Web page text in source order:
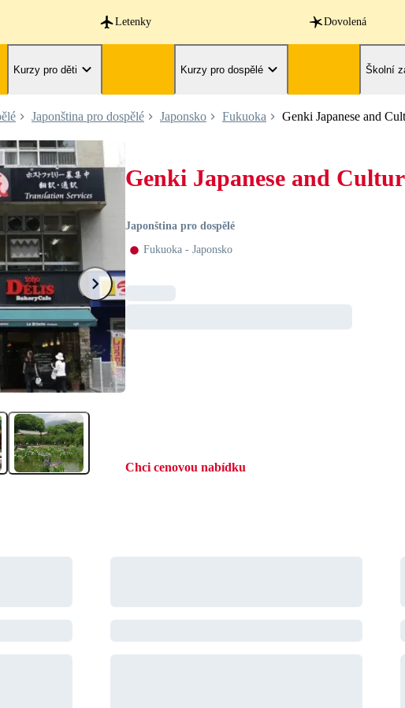
Letenky Dovolená
Kurzy pro děti Kurzy pro dospělé Školní
Japonština pro dospělé Japonsko Fukuoka Genki Japanese and
Genki Japanese and
Japonština pro dospělé
Fukuoka - Japonsko
Chci cenovou nabídku